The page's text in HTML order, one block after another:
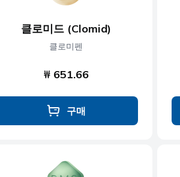
클로미드 (Clomid)
클로미펜
₩ 651.66
구매